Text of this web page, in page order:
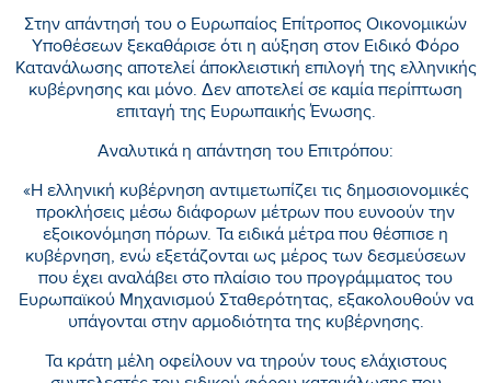
Στην απάντησή του ο Ευρωπαίος Επίτροπος Οικονομικών
Υποθέσεων ξεκαθάρισε ότι η αύξηση στον Ειδικό Φόρο
Κατανάλωσης αποτελεί άποκλειστική επιλογή της ελληνικής
κυβέρνησης και μόνο. Δεν αποτελεί σε καμία περίπτωση
επιταγή της Ευρωπαικής Ένωσης.
Αναλυτικά η απάντηση του Επιτρόπου:
«Η ελληνική κυβέρνηση αντιμετωπίζει τις δημοσιονομικές
προκλήσεις μέσω διάφορων μέτρων που ευνοούν την
εξοικονόμηση πόρων. Τα ειδικά μέτρα που θέσπισε η
κυβέρνηση, ενώ εξετάζονται ως μέρος των δεσμεύσεων
που έχει αναλάβει στο πλαίσιο του προγράμματος του
Ευρωπαϊκού Μηχανισμού Σταθερότητας, εξακολουθούν να
υπάγονται στην αρμοδιότητα της κυβέρνησης.
Τα κράτη μέλη οφείλουν να τηρούν τους ελάχιστους